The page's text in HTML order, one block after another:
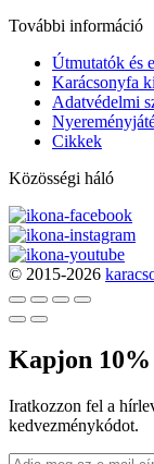
További információ
Útmutatók és
Karácsonyfa
Adatvédelmi
Cikkek
Közösségi háló
© 2015-2026
Kapjon 10%
Iratkozzon fel a
kedvezménykódot.